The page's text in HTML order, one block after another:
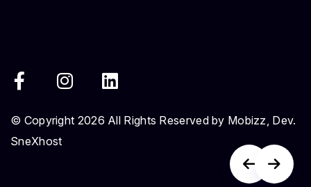
© Copyright 2026 All Rights Reserved by Mobizz, Dev.
SneXhost